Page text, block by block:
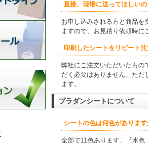
直接、現場に送ってほしいの
お申し込みされる方と商品を
ますので、お見積り依頼
印刷したシートをリピート
弊社にご注文いただいたもの
だく必要はありません。 た
ます。
プラダンシートについて
シートの色は何色があります
全部で11色あります。『水